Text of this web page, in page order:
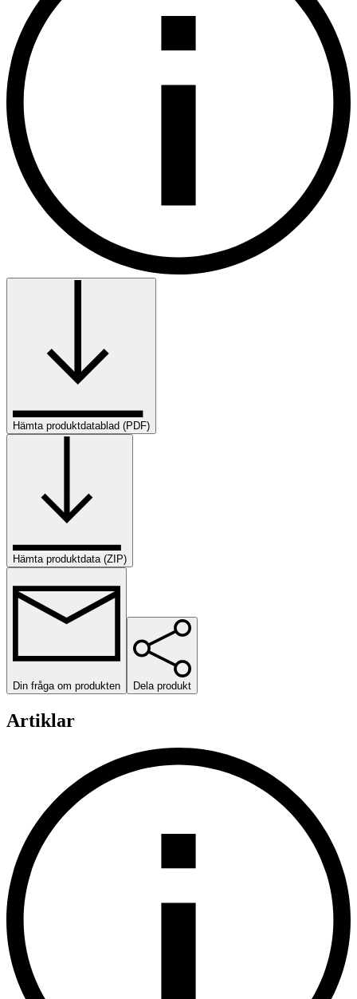
Hämta produktdatablad (PDF)
Hämta produktdata (ZIP)
Din fråga om produkten Dela produkt
Artiklar